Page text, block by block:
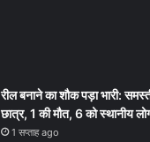
रील बनाने का शौक पड़ा भारी:
छात्र, 1 की मौत, 6 को स्थानीय
1 सप्ताह ago